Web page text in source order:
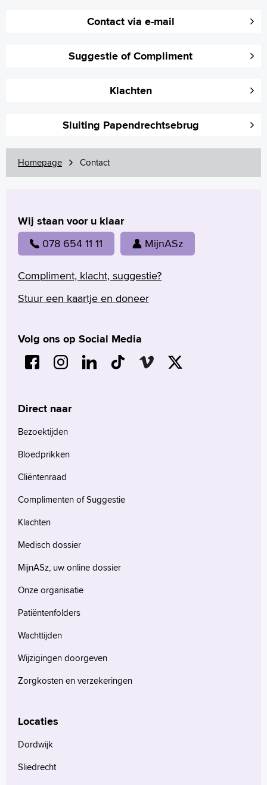
Contact via e-mail
Suggestie of Compliment
Klachten
Sluiting Papendrechtsebrug
Homepage Contact
Wij staan voor u klaar
078 654 11 11 MijnASz
Compliment, klacht, suggestie?
Stuur een kaartje en doneer
Volg ons op Social Media
Direct naar
Bezoektijden
Bloedprikken
Cliëntenraad
Complimenten of Suggestie
Klachten
Medisch dossier
MijnASz, uw online dossier
Onze organisatie
Patiëntenfolders
Wachttijden
Wijzigingen doorgeven
Zorgkosten en verzekeringen
Locaties
Dordwijk
Sliedrecht